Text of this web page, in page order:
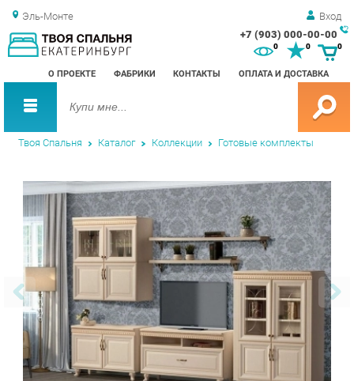
Эль-Монте Вход
+7 (903) 000-00-00
О ПРОЕКТЕ ФАБРИКИ КОНТАКТЫ ОПЛАТА И ДОСТАВКА
0 0
Твоя Спальня Каталог Коллекции Готовые комплекты